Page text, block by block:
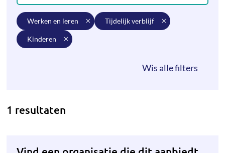
werken en leren tijdelijk verblijf
kinderen
1 resultaten